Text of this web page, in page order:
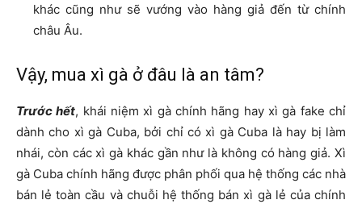
khác cũng như sẽ vướng vào hàng giả đến từ chính
châu Âu.
Vậy, mua xì gà ở đâu là an tâm?
Trước hết, khái niệm xì gà chính hãng hay xì gà fake chỉ
dành cho xì gà Cuba, bởi chỉ có xì gà Cuba là hay bị làm
nhái, còn các xì gà khác gần như là không có hàng giả. Xì
gà Cuba chính hãng được phân phối qua hệ thống các nhà
bán lẻ toàn cầu và chuỗi hệ thống bán xì gà lẻ của chính